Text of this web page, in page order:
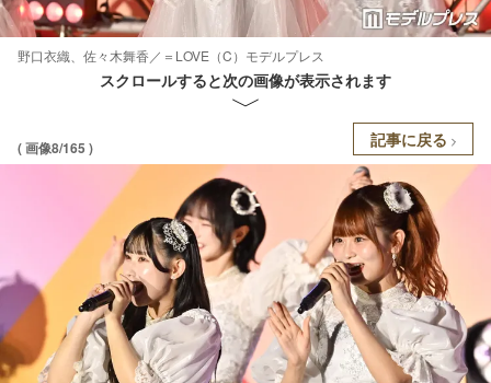
野口衣織、佐々木舞香／＝LOVE（C）モデルプレス
スクロールすると次の画像が表示されます
( 画像8/165 ) 記事に戻る